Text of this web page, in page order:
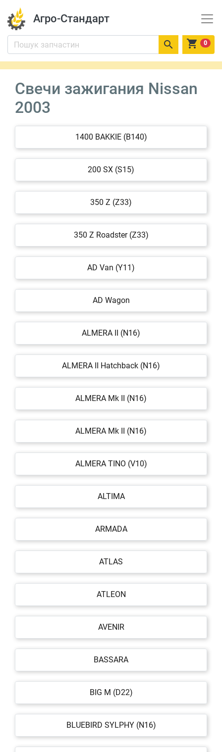
Агро-Стандарт
  0
Свечи зажигания Nissan
2003
1400 BAKKIE (B140)
200 SX (S15)
350 Z (Z33)
350 Z Roadster (Z33)
AD Van (Y11)
AD Wagon
ALMERA II (N16)
ALMERA II Hatchback (N16)
ALMERA Mk II (N16)
ALMERA Mk II (N16)
ALMERA TINO (V10)
ALTIMA
ARMADA
ATLAS
ATLEON
AVENIR
BASSARA
BIG M (D22)
BLUEBIRD SYLPHY (N16)